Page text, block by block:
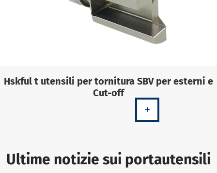
Hskful t utensili per tornitura SBV per esterni e
Cut-off
+
Ultime notizie sui portautensili